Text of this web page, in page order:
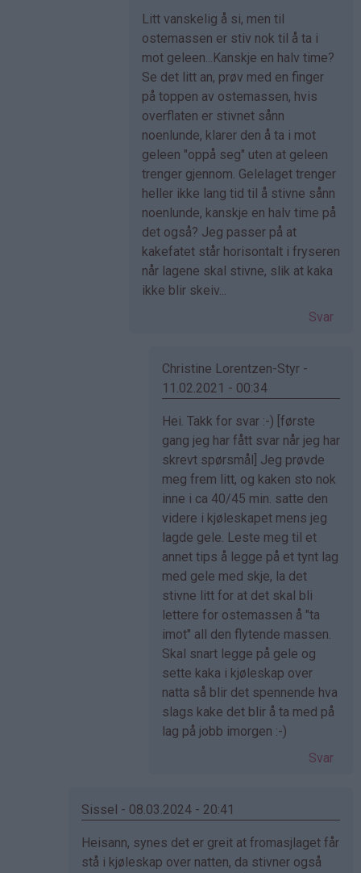
Som
svar
på
av
Christine
Lore…
(ikke
bekreftet)
Litt vanskelig å si, men til
ostemassen er stiv nok til å ta i
mot geleen...Kanskje en halv time?
Se det litt an, prøv med en finger
på toppen av ostemassen, hvis
overflaten er stivnet sånn
noenlunde, klarer den å ta i mot
geleen "oppå seg" uten at geleen
trenger gjennom. Gelelaget trenger
heller ikke lang tid til å stivne sånn
noenlunde, kanskje en halv time på
det også? Jeg passer på at
kakefatet står horisontalt i fryseren
når lagene skal stivne, slik at kaka
ikke blir skeiv...
Svar
Christine Lorentzen-Styr -
11.02.2021 - 00:34
Som
svar
på
av
Ingrid
(ikke
bekreftet)
Hei. Takk for svar :-) [første
gang jeg har fått svar når jeg har
skrevt spørsmål] Jeg prøvde
meg frem litt, og kaken sto nok
inne i ca 40/45 min. satte den
videre i kjøleskapet mens jeg
lagde gele. Leste meg til et
annet tips å legge på et tynt lag
med gele med skje, la det
stivne litt for at det skal bli
lettere for ostemassen å "ta
imot" all den flytende massen.
Skal snart legge på gele og
sette kaka i kjøleskap over
natta så blir det spennende hva
slags kake det blir å ta med på
lag på jobb imorgen :-)
Svar
Sissel - 08.03.2024 - 20:41
Som
svar
Heisann, synes det er greit at fromasjlaget får
stå i kjøleskap over natten, da stivner også